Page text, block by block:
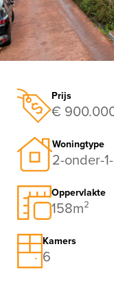
Prijs
€
Woningtype
2-onder-
Oppervlakte
158m²
Kamers
6